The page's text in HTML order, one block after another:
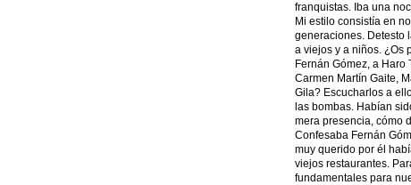
franquistas. Iba una
Mi estilo consistía en
generaciones. Detesto
a viejos y a niños. ¿Os
Fernán Gómez, a
Carmen Martín Gaite,
Gila? Escucharlos a
las bombas. Habían
mera presencia, cómo
Confesaba Fernán
muy querido por él
viejos restaurantes.
fundamentales para